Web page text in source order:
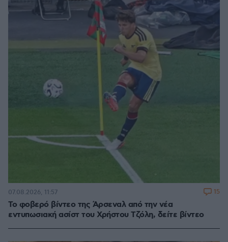
Το φοβερό βίντεο της Άρσεναλ από την νέα
εντυπωσιακή ασίστ του Χρήστου Τζόλη, δείτε βίντεο
07.08.2026, 11:57 15